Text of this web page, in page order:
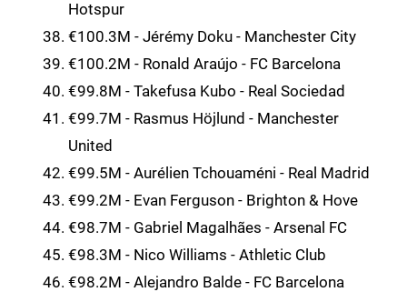
Hotspur
€100.3M - Jérémy Doku - Manchester City
€100.2M - Ronald Araújo - FC Barcelona
€99.8M - Takefusa Kubo - Real Sociedad
€99.7M - Rasmus Höjlund - Manchester
United
€99.5M - Aurélien Tchouaméni - Real Madrid
€99.2M - Evan Ferguson - Brighton & Hove
€98.7M - Gabriel Magalhães - Arsenal FC
€98.3M - Nico Williams - Athletic Club
€98.2M - Alejandro Balde - FC Barcelona